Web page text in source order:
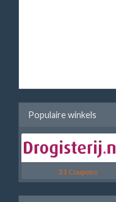
Populaire winkels
21 Coupons